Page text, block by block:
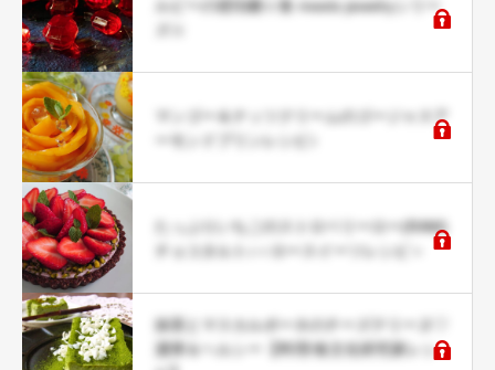
ルビーの琥珀糖☆食 meets jewelryシリー
マンゴー＆ナッツクリームのゴージャスア
たっぷりいちごのストロベリーロー(RAW)
抹茶とマスカルポーネのチーズテリーヌ♡
濃厚＆ヘルシー【料理/食文化研究家レシ